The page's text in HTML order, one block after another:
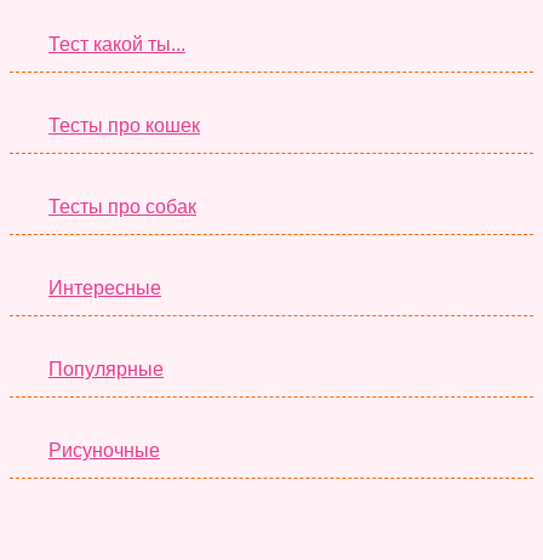
Тест какой ты...
Тесты про кошек
Тесты про собак
Интересные
Популярные
Рисуночные